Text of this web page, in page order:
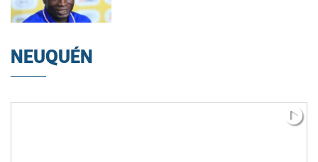
NEUQUÉN